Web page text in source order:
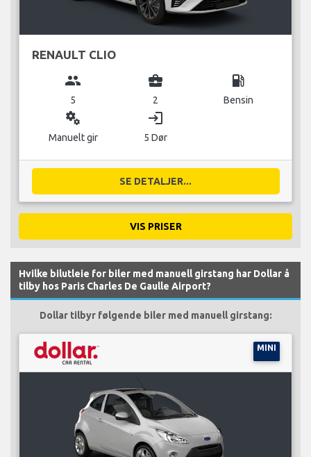
RENAULT CLIO
group
5
business_center
2
local_gas_station
Bensin
miscellaneous_services
Manuelt gir
login
5 Dør
SE DETALJER...
VIS PRISER
Hvilke bilutleie for biler med manuell girstang har Dollar å
tilby hos Paris Charles De Gaulle Airport?
Dollar tilbyr følgende biler med manuell girstang:
MINI